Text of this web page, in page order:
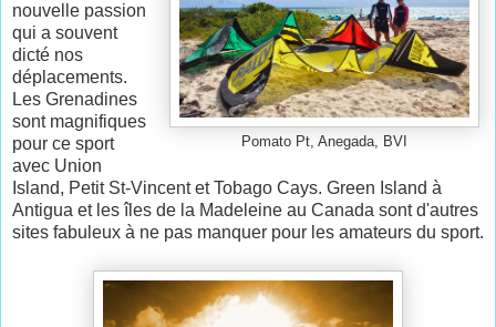
Pomato Pt, Anegada, BVI
nouvelle passion
qui a souvent
dicté nos
déplacements.
Les Grenadines
sont magnifiques
pour ce sport
avec Union
Island, Petit St-Vincent et Tobago Cays. Green Island à
Antigua et les îles de la Madeleine au Canada sont d'autres
sites fabuleux à ne pas manquer pour les amateurs du sport.